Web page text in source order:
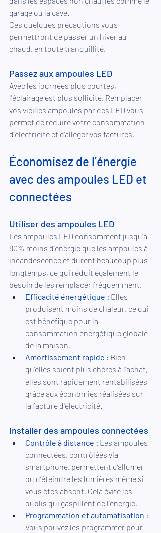
garage ou la cave.
Ces quelques précautions vous
permettront de passer un hiver au
chaud, en toute tranquillité.
Passez aux ampoules LED
Avec les journées plus courtes,
l'éclairage est plus sollicité. Remplacer
vos vieilles ampoules par des LED vous
permet de réduire votre consommation
d'électricité et d’alléger vos factures.
Économisez de l’énergie
avec des ampoules LED et
connectées
Utiliser des ampoules LED
Les ampoules LED consomment jusqu'à
80% moins d'énergie que les ampoules à
incandescence et durent beaucoup plus
longtemps, ce qui réduit également le
besoin de les remplacer fréquemment.
Efficacité énergétique : Elles
produisent moins de chaleur, ce qui
est bénéfique pour la
consommation énergétique globale
de la maison.
Amortissement rapide : Bien
qu'elles soient plus chères à l'achat,
elles sont rapidement rentabilisées
grâce aux économies réalisées sur
la facture d'électricité.
Installer des ampoules connectées
Contrôle à distance : Les ampoules
connectées, contrôlées via
smartphone, permettent d’allumer
ou d’éteindre les lumières même si
vous êtes absent. Cela évite les
oublis qui gaspillent de l'énergie.
Programmation et automatisation :
Vous pouvez les programmer pour